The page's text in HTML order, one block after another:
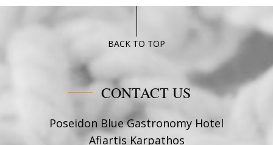
BACK TO TOP
CONTACT US
Poseidon Blue Gastronomy Hotel
Afiartis Karpathos